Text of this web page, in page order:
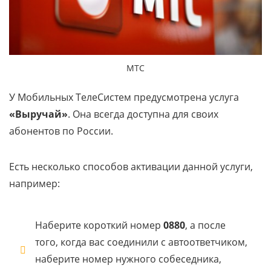
МТС
У Мобильных ТелеСистем предусмотрена услуга
«Выручай». Она всегда доступна для своих
абонентов по России.
Есть несколько способов активации данной услуги,
например:
Наберите короткий номер 0880, а после
того, когда вас соединили с автоответчиком,
наберите номер нужного собеседника,